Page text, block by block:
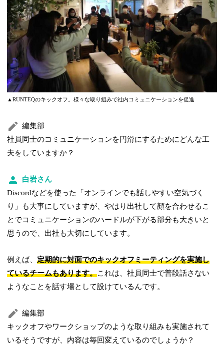
▲RUNTEQのキックオフ。様々な取り組みで社内コミュニケーションを促進
編集部
社員同士のコミュニケーションを円滑にするためにどんな工
夫をしていますか？
白岩さん
Discordなどを使った「オンラインでも話しやすい空気づく
り」も大事にしていますが、やはり出社して顔を合わせるこ
とでコミュニケーションのハードルが下がる部分も大きいと
思うので、出社も大切にしています。
例えば、定期的に対面でのキックオフミーティングを実施し
ているチームもあります。これは、社員同士で普段話さない
ようなことを話す場として設けているんです。
編集部
キックオフやワークショップのような取り組みも実施されて
いるそうですが、内容は毎回変えているのでしょうか？